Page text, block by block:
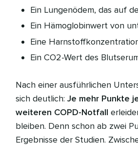
Ein Lungenödem, das auf
Ein Hämoglobinwert von
Eine
Ein CO2-Wert des
Nach einer ausführlichen
sich deutlich: Je mehr Punkte
weiteren COPD-Notfall
bleiben. Denn schon ab zwei
Ergebnisse der Studien.